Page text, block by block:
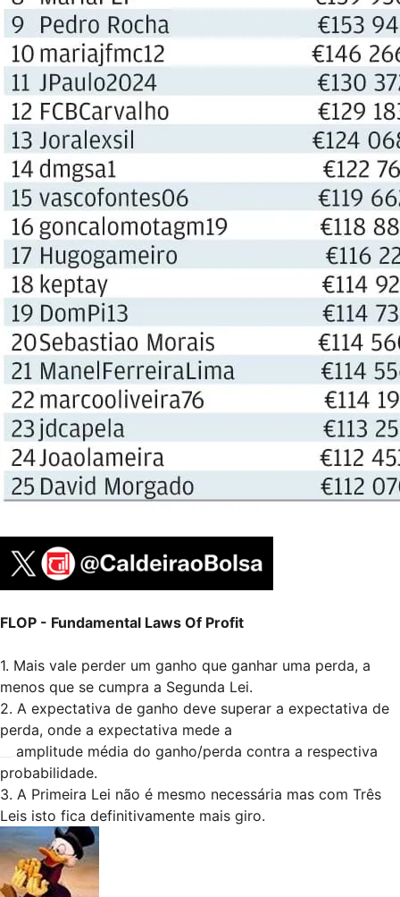
FLOP - Fundamental Laws Of Profit
1. Mais vale perder um ganho que ganhar uma perda, a
menos que se cumpra a Segunda Lei.
2. A expectativa de ganho deve superar a expectativa de
perda, onde a expectativa mede a
amplitude média do ganho/perda contra a respectiva
probabilidade.
3. A Primeira Lei não é mesmo necessária mas com Três
Leis isto fica definitivamente mais giro.